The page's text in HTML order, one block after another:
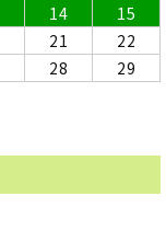
14
15
21
22
28
29